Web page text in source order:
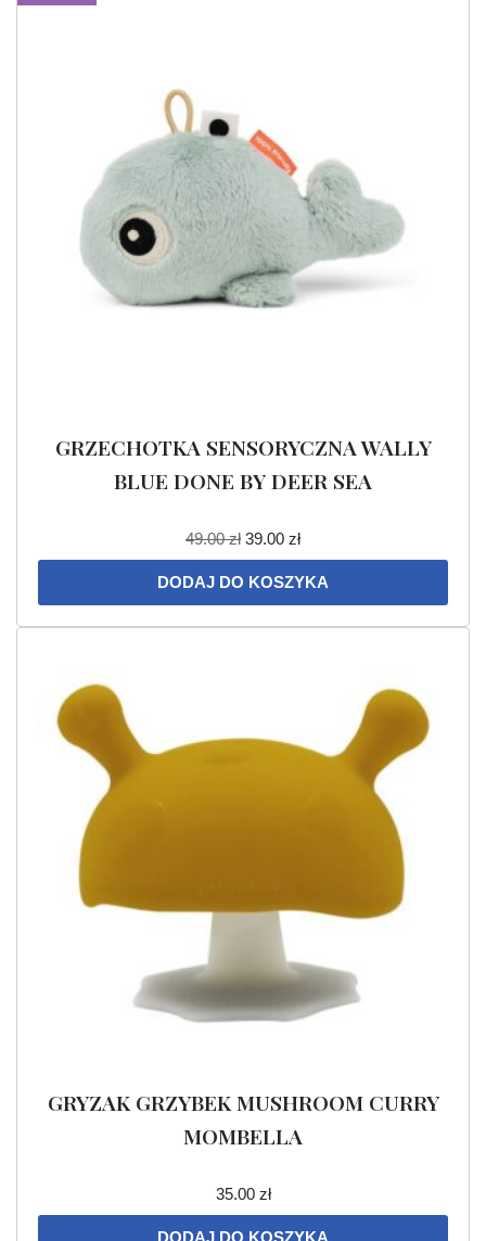
GRZECHOTKA SENSORYCZNA WALLY
BLUE DONE BY DEER SEA
49.00zł 39.00 zł
DODAJ DO KOSZYKA
GRYZAK GRZYBEK MUSHROOM CURRY
MOMBELLA
35.00 zł